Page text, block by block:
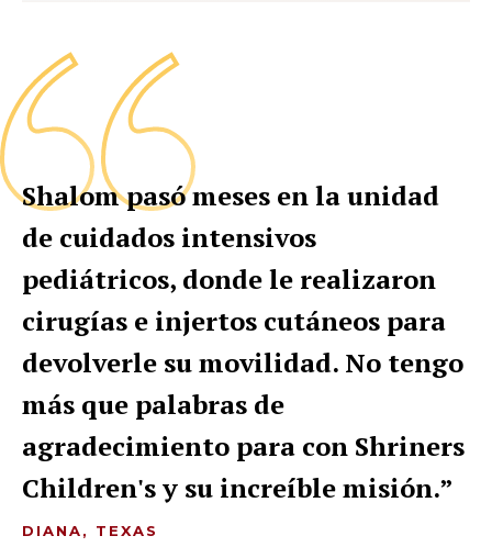
Shalom pasó meses en la unidad
de cuidados intensivos
pediátricos, donde le realizaron
cirugías e injertos cutáneos para
devolverle su movilidad. No tengo
más que palabras de
agradecimiento para con Shriners
Children's y su increíble misión.
DIANA, TEXAS